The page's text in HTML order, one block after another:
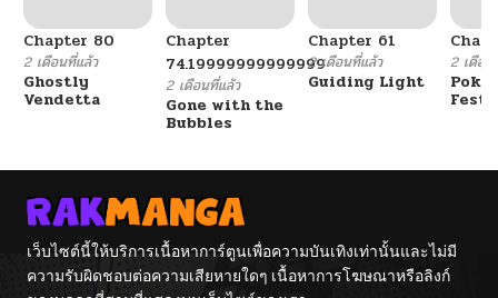
Chapter 80
2 เดือนที่แล้ว
Ghostly
Vendetta
Chapter
74.19999999999999
2 เดือนที่แล้ว
Gone with the
Bubbles
Chapter 61
2 เดือนที่แล้ว
Guiding Light
2 เดือน
เว็บไซต์นี้ให้บริการเนื้อหาการ์ตูนเพื่อความบันเทิงเท่านั้นและไม่มี
ความรับผิดชอบต่อความเสียหายใดๆ เนื้อหาการโฆษณาหรือลิงก์